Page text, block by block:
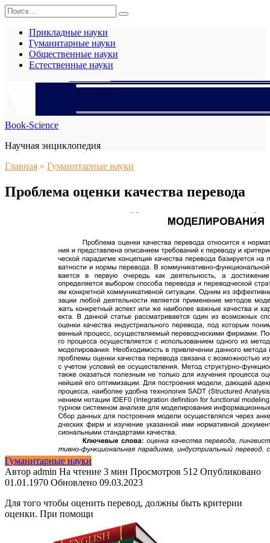
Перейти
к
содержанию
Search
for:
Прикладные науки
Гуманитарные науки
Общественные науки
Естественные науки
Book-Science
Научная энциклопедия
Главная » Гуманитарные науки
Проблема оценки качества перевода
Гуманитарные науки
Автор admin На чтение 3 мин Просмотров 512 Опубликовано
01.01.1970 Обновлено 09.03.2023
Для того чтобы оценить перевод, должны быть критерии
оценки. При помощи